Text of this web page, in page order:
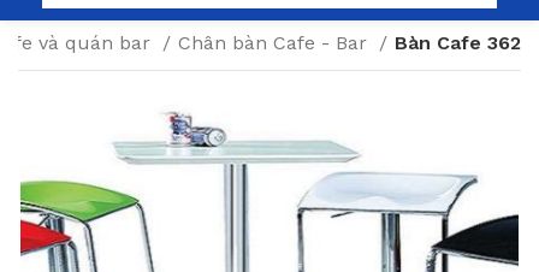
và quán bar Chân bàn Cafe - Bar Bàn Cafe 362